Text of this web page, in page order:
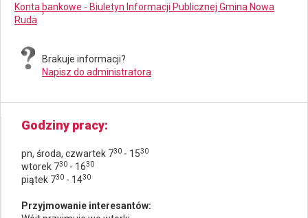
Konta bankowe - Biuletyn Informacji Publicznej Gmina Nowa
Ruda
Brakuje informacji?
Napisz do administratora
Godziny pracy
pn, środa, czwartek 730 - 1530
wtorek 730 - 1630
piątek 730 - 1430
Przyjmowanie interesantów: